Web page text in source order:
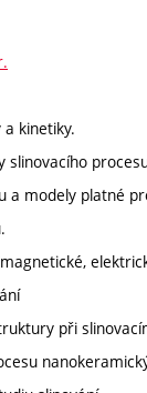
kinetiky.
slinovacího
a modely platné
při